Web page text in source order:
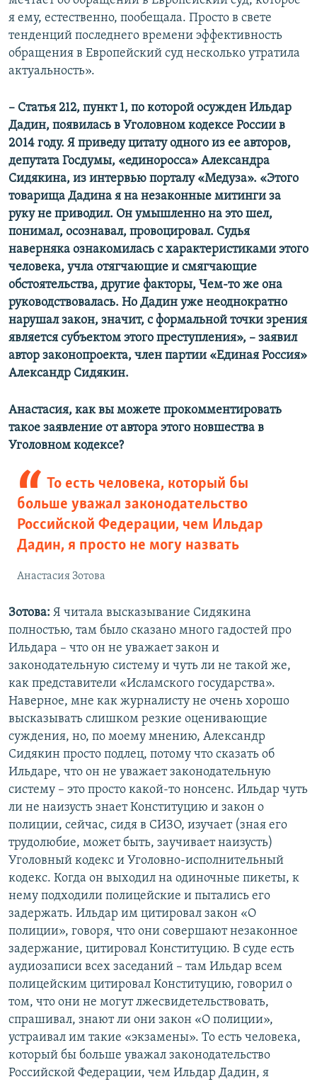
я ему, естественно, пообещала. Просто в свете
тенденций последнего времени эффективность
обращения в Европейский суд несколько утратила
актуальность».
– Статья 212, пункт 1, по которой осужден Ильдар
Дадин, появилась в Уголовном кодексе России в
2014 году. Я приведу цитату одного из ее авторов,
депутата Госдумы, «единоросса» Александра
Сидякина, из интервью порталу «Медуза». «Этого
товарища Дадина я на незаконные митинги за
руку не приводил. Он умышленно на это шел,
понимал, осознавал, провоцировал. Судья
наверняка ознакомилась с характеристиками этого
человека, учла отягчающие и смягчающие
обстоятельства, другие факторы, Чем-то же она
руководствовалась. Но Дадин уже неоднократно
нарушал закон, значит, с формальной точки зрения
является субъектом этого преступления», – заявил
автор законопроекта, член партии «Единая Россия»
Александр Сидякин.
Анастасия, как вы можете прокомментировать
такое заявление от автора этого новшества в
Уголовном кодексе?
То есть человека, который бы
больше уважал законодательство
Российской Федерации, чем Ильдар
Дадин, я просто не могу назвать
Анастасия Зотова
Зотова: Я читала высказывание Сидякина
полностью, там было сказано много гадостей про
Ильдара – что он не уважает закон и
законодательную систему и чуть ли не такой же,
как представители «Исламского государства».
Наверное, мне как журналисту не очень хорошо
высказывать слишком резкие оценивающие
суждения, но, по моему мнению, Александр
Сидякин просто подлец, потому что сказать об
Ильдаре, что он не уважает законодательную
систему – это просто какой-то нонсенс. Ильдар чуть
ли не наизусть знает Конституцию и закон о
полиции, сейчас, сидя в СИЗО, изучает (зная его
трудолюбие, может быть, заучивает наизусть)
Уголовный кодекс и Уголовно-исполнительный
кодекс. Когда он выходил на одиночные пикеты, к
нему подходили полицейские и пытались его
задержать. Ильдар им цитировал закон «О
полиции», говоря, что они совершают незаконное
задержание, цитировал Конституцию. В суде есть
аудиозаписи всех заседаний – там Ильдар всем
полицейским цитировал Конституцию, говорил о
том, что они не могут лжесвидетельствовать,
спрашивал, знают ли они закон «О полиции»,
устраивал им такие «экзамены». То есть человека,
который бы больше уважал законодательство
Российской Федерации, чем Ильдар Дадин, я